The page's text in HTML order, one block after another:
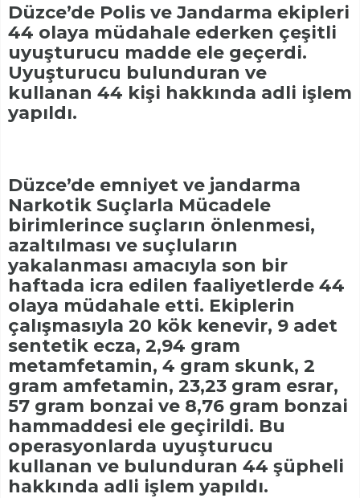
Düzce’de Polis ve Jandarma ekipleri
44 olaya müdahale ederken çeşitli
uyuşturucu madde ele geçerdi.
Uyuşturucu bulunduran ve
kullanan 44 kişi hakkında adli işlem
yapıldı.
Düzce’de emniyet ve jandarma
Narkotik Suçlarla Mücadele
birimlerince suçların önlenmesi,
azaltılması ve suçluların
yakalanması amacıyla son bir
haftada icra edilen faaliyetlerde 44
olaya müdahale etti. Ekiplerin
çalışmasıyla 20 kök kenevir, 9 adet
sentetik ecza, 2,94 gram
metamfetamin, 4 gram skunk, 2
gram amfetamin, 23,23 gram esrar,
57 gram bonzai ve 8,76 gram bonzai
hammaddesi ele geçirildi. Bu
operasyonlarda uyuşturucu
kullanan ve bulunduran 44 şüpheli
hakkında adli işlem yapıldı.